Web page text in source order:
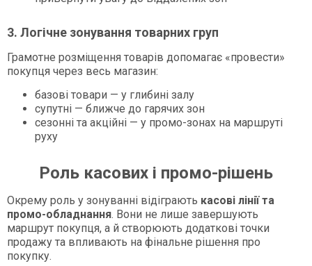
3. Логічне зонування товарних груп
Грамотне розміщення товарів допомагає «провести»
покупця через весь магазин:
базові товари — у глибині залу
супутні — ближче до гарячих зон
сезонні та акційні — у промо-зонах на маршруті
руху
Роль касових і промо-рішень
Окрему роль у зонуванні відіграють касові лінії та
промо-обладнання. Вони не лише завершують
маршрут покупця, а й створюють додаткові точки
продажу та впливають на фінальне рішення про
покупку.